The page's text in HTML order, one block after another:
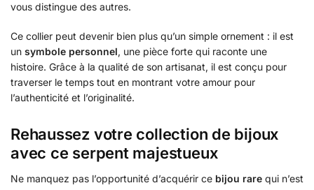
vous distingue des autres.
Ce collier peut devenir bien plus qu’un simple ornement : il est
un symbole personnel, une pièce forte qui raconte une
histoire. Grâce à la qualité de son artisanat, il est conçu pour
traverser le temps tout en montrant votre amour pour
l’authenticité et l’originalité.
Rehaussez votre collection de bijoux
avec ce serpent majestueux
Ne manquez pas l’opportunité d’acquérir ce bijou rare qui n’est